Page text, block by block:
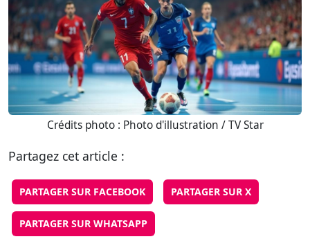
Crédits photo : Photo d'illustration / TV Star
Partagez cet article :
PARTAGER SUR FACEBOOK PARTAGER SUR X
PARTAGER SUR WHATSAPP